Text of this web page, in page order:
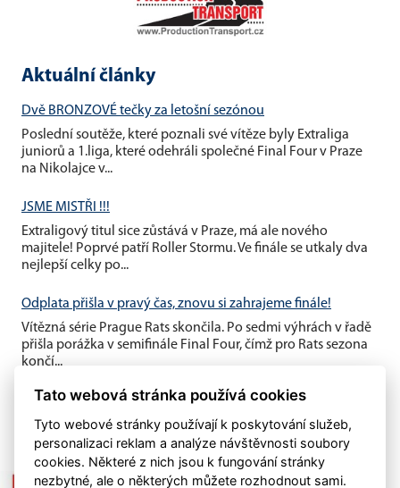
Aktuální články
Dvě BRONZOVÉ tečky za letošní sezónou
Poslední soutěže, které poznali své vítěze byly Extraliga
juniorů a 1.liga, které odehráli společné Final Four v Praze
na Nikolajce v...
JSME MISTŘI !!!
Extraligový titul sice zůstává v Praze, má ale nového
majitele! Poprvé patří Roller Stormu. Ve finále se utkaly dva
nejlepší celky po...
Odplata přišla v pravý čas, znovu si zahrajeme finále!
Vítězná série Prague Rats skončila. Po sedmi výhrách v řadě
přišla porážka v semifinále Final Four, čímž pro Rats sezona
končí...
Tato webová stránka používá cookies
Tyto webové stránky používají k poskytování služeb,
personalizaci reklam a analýze návštěvnosti soubory
cookies. Některé z nich jsou k fungování stránky
nezbytné, ale o některých můžete rozhodnout sami.